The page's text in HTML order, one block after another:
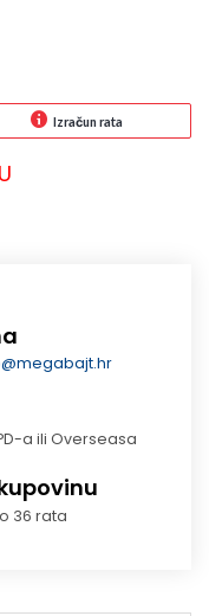
Izračun rata
a ili Overseasa
36 rata